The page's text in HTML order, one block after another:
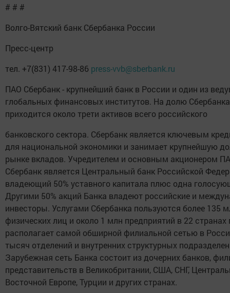
# # #
Волго-Вятский банк Сбербанка России
Пресс-центр
тел. +7(831) 417-98-86 press-vvb@sberbank.ru
ПАО Сбербанк - крупнейший банк в России и один из
глобальных финансовых институтов. На долю Сбербанка
приходится около трети активов всего российского
банковского сектора. Сбербанк является ключевым
для национальной экономики и занимает крупнейшую
рынке вкладов. Учредителем и основным акционером
Сбербанк является Центральный банк Российской
владеющий 50% уставного капитала плюс одна
Другими 50% акций Банка владеют российские и
инвесторы. Услугами Сбербанка пользуются более 135
физических лиц и около 1 млн предприятий в 22
располагает самой обширной филиальной сетью в
тысяч отделений и внутренних структурных
Зарубежная сеть Банка состоит из дочерних банков,
представительств в Великобритании, США, СНГ,
Восточной Европе, Турции и других странах.